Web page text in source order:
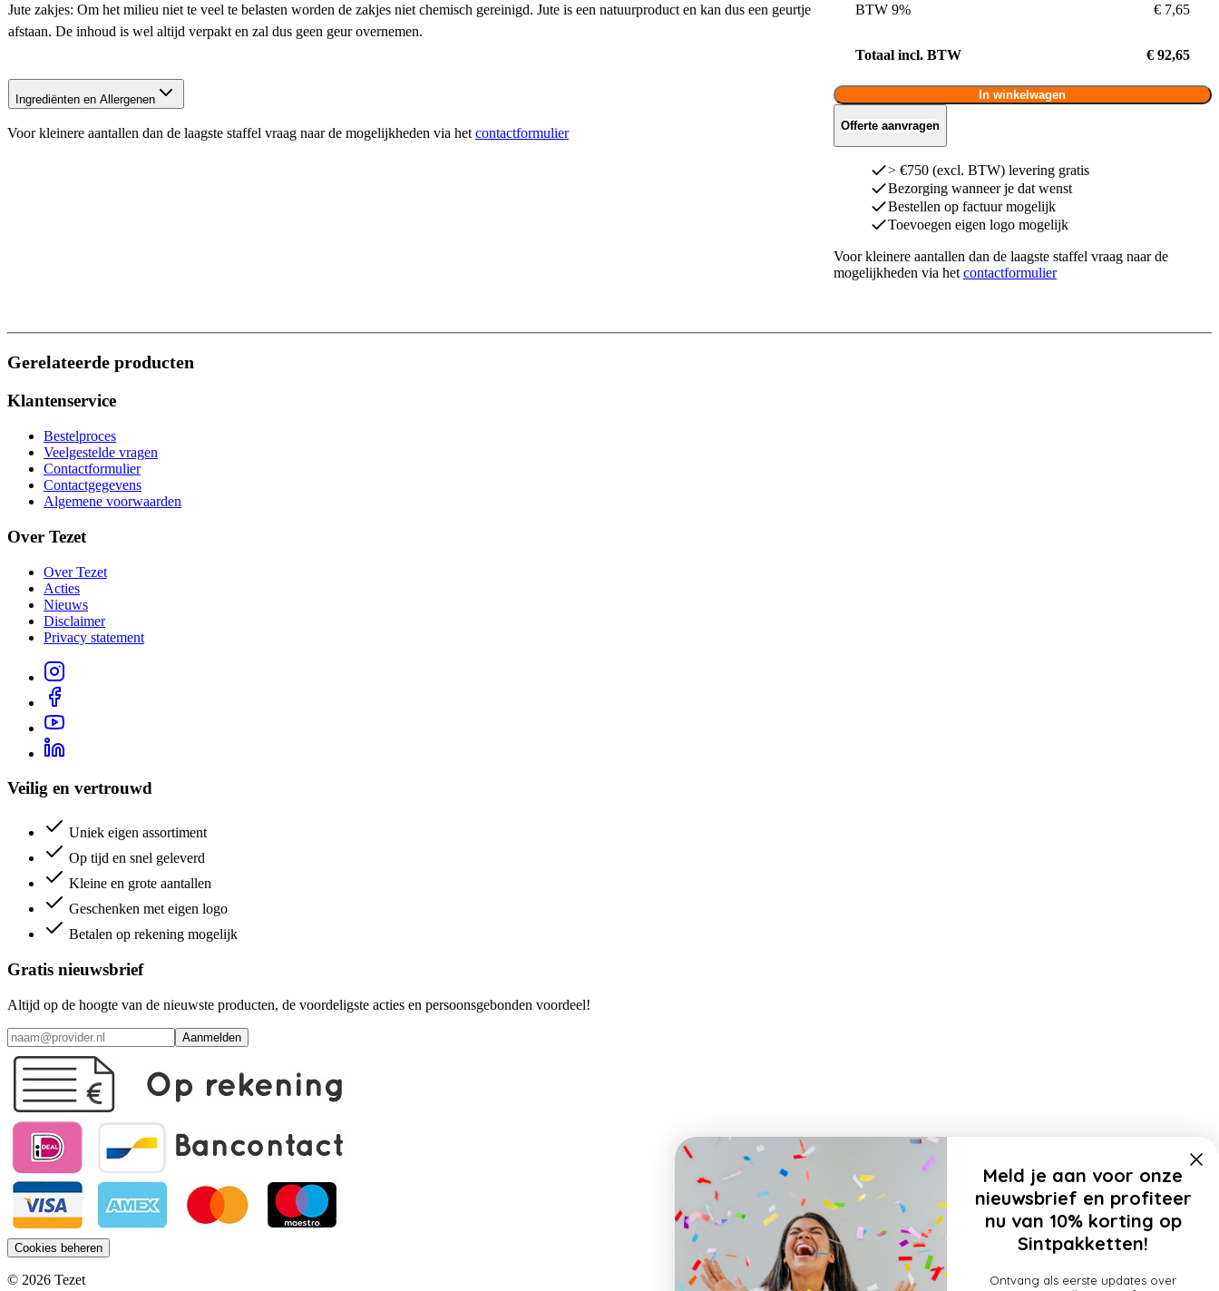
BTW 9%
€ 7,65
Totaal incl. BTW € 92,65
In winkelwagen
Offerte aanvragen
> €750 (excl. BTW) levering gratis
Bezorging wanneer je dat wenst
Bestellen op factuur mogelijk
Toevoegen eigen logo mogelijk
Voor kleinere aantallen dan de laagste staffel vraag naar de
mogelijkheden via hetcontactformulier
Jute zakjes: Om het milieu niet te veel te belasten worden de zakjes niet chemisch gereinigd. Jute is een natuurproduct en kan dus een geurtje
afstaan. De inhoud is wel altijd verpakt en zal dus geen geur overnemen.
Ingrediënten en Allergenen
Voor kleinere aantallen dan de laagste staffel vraag naar de mogelijkheden via het contactformulier
Gerelateerde producten
Klantenservice
Bestelproces
Veelgestelde vragen
Contactformulier
Contactgegevens
Algemene voorwaarden
Over Tezet
Over Tezet
Acties
Nieuws
Disclaimer
Privacy statement
Veilig en vertrouwd
Uniek eigen assortiment
Op tijd en snel geleverd
Kleine en grote aantallen
Geschenken met eigen logo
Betalen op rekening mogelijk
Gratis nieuwsbrief
Altijd op de hoogte van de nieuwste producten, de voordeligste acties en persoonsgebonden voordeel!
Aanmelden
Cookies beheren
© 2026 Tezet
Meld je aan voor onze
nieuwsbrief en profiteer
nu van 10% korting op
Sintpakketten!
Ontvang als eerste updates over